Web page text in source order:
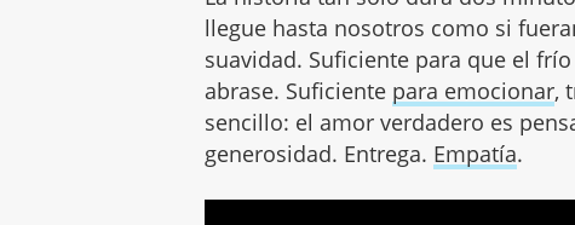
llegue hasta nosotros como si
suavidad. Suficiente para que el
abrase. Suficiente para emocionar,
sencillo: el amor verdadero es
generosidad. Entrega. Empatía.